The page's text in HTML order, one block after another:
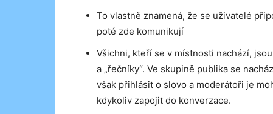
To vlastně znamená, že se uživatelé
poté zde komunikují
Všichni, kteří se v místnosti nachází,
a „řečníky“. Ve skupině publika se
však přihlásit o slovo a moderátoři je
kdykoliv zapojit do konverzace.